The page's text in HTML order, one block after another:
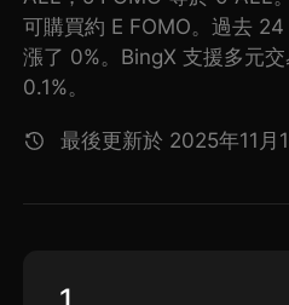
可購買約 E FOMO。過去
漲了 0%。BingX 支援多元
0.1%。
最後更新於 2025年11月